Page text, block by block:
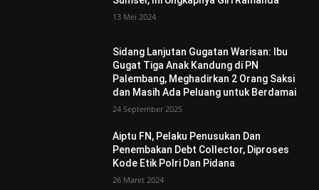
13 Mei 2024
Sidang Lanjutan Gugatan Warisan: Ibu
Gugat Tiga Anak Kandung di PN
Palembang, Meghadirkan 2 Orang Saksi
dan Masih Ada Peluang untuk Berdamai
24 September 2025
Aiptu FN, Pelaku Penusukan Dan
Penembakan Debt Collector, Diproses
Kode Etik Polri Dan Pidana
26 Maret 2024